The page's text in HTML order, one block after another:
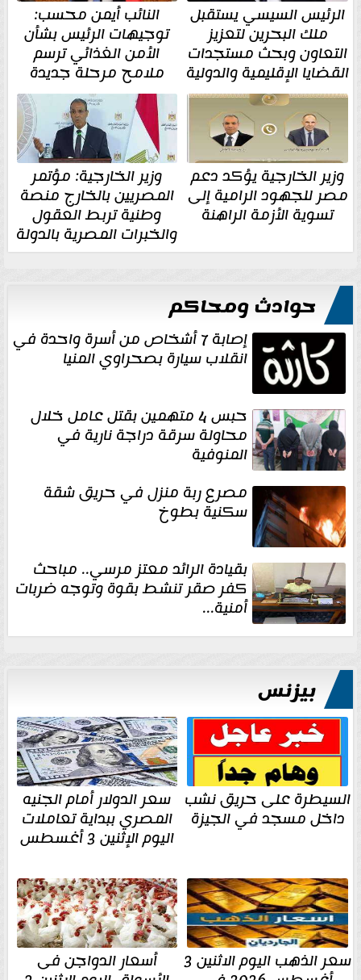
الرئيس السيسي يستقبل
ملك البحرين لتعزيز
التعاون وبحث مستجدات
القضايا الإقليمية والدولية
النائب أيمن محسب:
توجيهات الرئيس بشأن
الأمن الغذائي ترسم
ملامح مرحلة جديدة
وزير الخارجية يؤكد دعم
مصر للجهود الرامية إلى
تسوية الأزمة الراهنة
وزير الخارجية: مؤتمر
المصريين بالخارج منصة
وطنية تربط العقول
والخبرات المصرية بالدولة
حوادث ومحاكم
إصابة 7 أشخاص من أسرة واحدة في
انقلاب سيارة بصحراوي المنيا
حبس 4 متهمين بقتل عامل خلال
محاولة سرقة دراجة نارية في
المنوفية
مصرع ربة منزل في حريق شقة
سكنية بطوخ
بقيادة الرائد معتز مرسي.. مباحث
كفر صقر تنشط بقوة وتوجه ضربات
أمنية...
بيزنس
السيطرة على حريق نشب
داخل مسجد في الجيزة
سعر الدولار أمام الجنيه
المصري ببداية تعاملات
اليوم الإثنين 3 أغسطس
سعر الذهب اليوم الاثنين 3 أسعار الدواجن فى